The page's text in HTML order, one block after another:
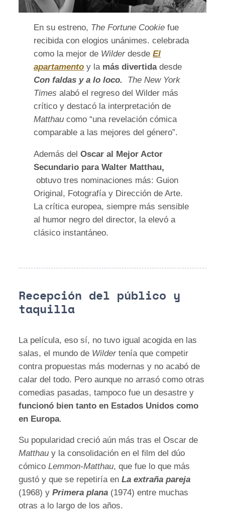
En su estreno, The Fortune Cookie fue
recibida con elogios unánimes. celebrada
como la mejor de Wilderdesde El
apartamento y la más divertidadesde
Con faldas y a lo loco.
The New York
Times alabó el regreso del Wilder más
crítico y destacó la interpretación de
Matthaucomo “una revelación cómica
comparable a las mejores del género”.
Además delOscar al Mejor Actor
Secundario para Walter Matthau,
obtuvo tres nominaciones más: Guion
Original, Fotografía y Dirección de Arte.
La crítica europea, siempre más sensible
al humor negro del director, la elevó a
clásico instantáneo.
Recepción del público y
taquilla
La película, eso sí, no tuvo igual acogida en las
salas, el mundo de Wilder tenía que competir
contra propuestas más modernas y no acabó de
calar del todo. Pero aunque no arrasó como otras
comedias pasadas, tampoco fue un desastre y
funcionó bien tanto en Estados Unidos como
en Europa.
Su popularidad creció aún más tras el Oscar de
Matthauy la consolidación en el film del dúo
cómicoLemmon-Matthau, que fue lo que más
gustó y que se repetiría enLa extraña pareja
(1968) yPrimera plana (1974) entre muchas
otras a lo largo de los años.